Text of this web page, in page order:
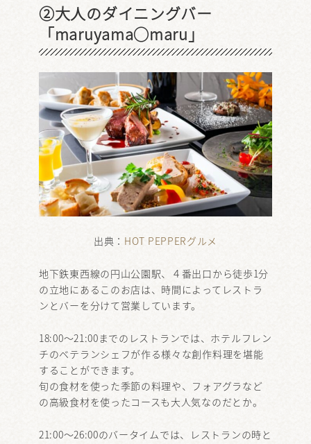
②大人のダイニングバー
「maruyama◯maru」
出典： HOT PEPPERグルメ
地下鉄東西線の円山公園駅、４番出口から徒歩1分
の立地にあるこのお店は、時間によってレストラ
ンとバーを分けて営業しています。
18:00～21:00までのレストランでは、ホテルフレン
チのベテランシェフが作る様々な創作料理を堪能
することができます。
旬の食材を使った季節の料理や、フォアグラなど
の高級食材を使ったコースも大人気なのだとか。
21:00～26:00のバータイムでは、レストランの時と